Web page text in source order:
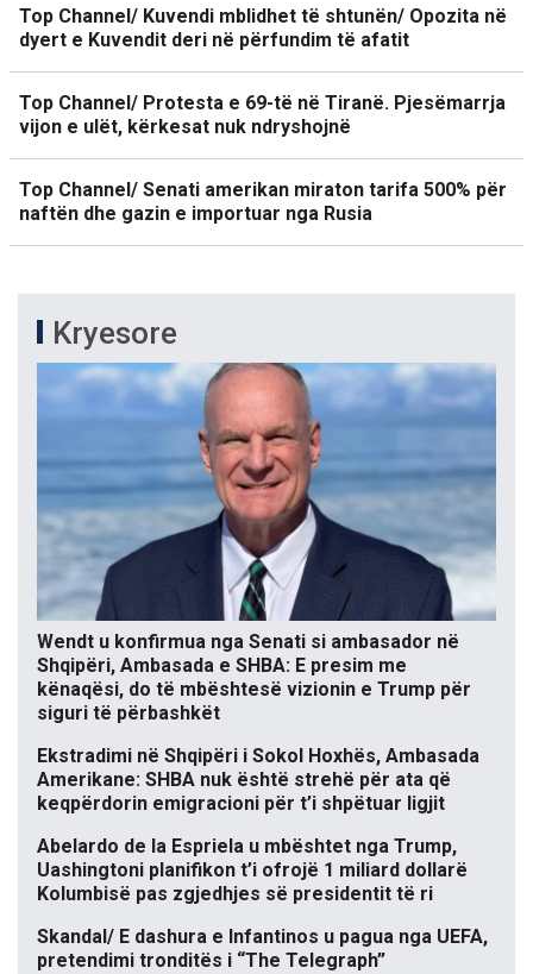
Top Channel/ Kuvendi mblidhet të shtunën/ Opozita në
dyert e Kuvendit deri në përfundim të afatit
Top Channel/ Protesta e 69-të në Tiranë. Pjesëmarrja
vijon e ulët, kërkesat nuk ndryshojnë
Top Channel/ Senati amerikan miraton tarifa 500% për
naftën dhe gazin e importuar nga Rusia
Kryesore
Wendt u konfirmua nga Senati si ambasador në
Shqipëri, Ambasada e SHBA: E presim me
kënaqësi, do të mbështesë vizionin e Trump për
siguri të përbashkët
Ekstradimi në Shqipëri i Sokol Hoxhës, Ambasada
Amerikane: SHBA nuk është strehë për ata që
keqpërdorin emigracioni për t’i shpëtuar ligjit
Abelardo de la Espriela u mbështet nga Trump,
Uashingtoni planifikon t’i ofrojë 1 miliard dollarë
Kolumbisë pas zgjedhjes së presidentit të ri
Skandal/ E dashura e Infantinos u pagua nga UEFA,
pretendimi tronditës i “The Telegraph”